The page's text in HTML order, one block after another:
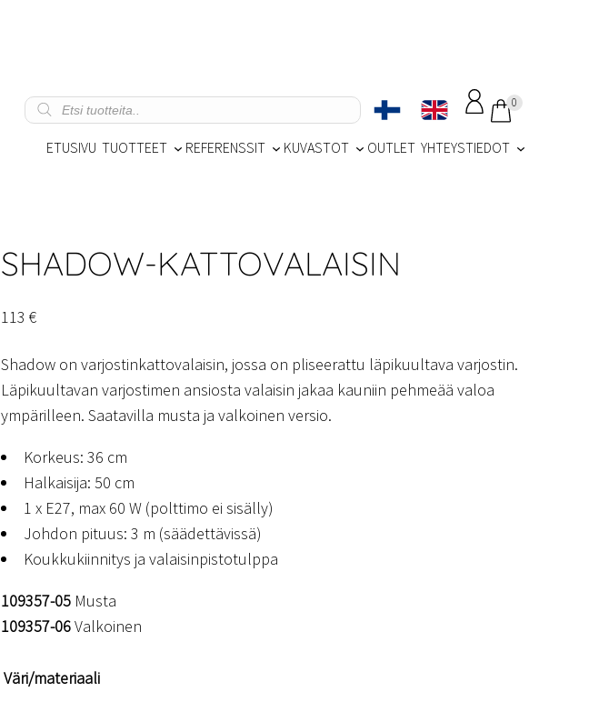
Products
search
0
ETUSIVU TUOTTEET REFERENSSIT KUVASTOT OUTLET YHTEYSTIEDOT
SHADOW-KATTOVALAISIN
113€
Shadow on varjostinkattovalaisin, jossa on pliseerattu läpikuultava varjostin.
Läpikuultavan varjostimen ansiosta valaisin jakaa kauniin pehmeää valoa
ympärilleen. Saatavilla musta ja valkoinen versio.
Korkeus: 36 cm
Halkaisija: 50 cm
1 x E27, max 60 W (polttimo ei sisälly)
Johdon pituus: 3 m (säädettävissä)
Koukkukiinnitys ja valaisinpistotulppa
109357-05 Musta
109357-06Valkoinen
Väri/materiaali